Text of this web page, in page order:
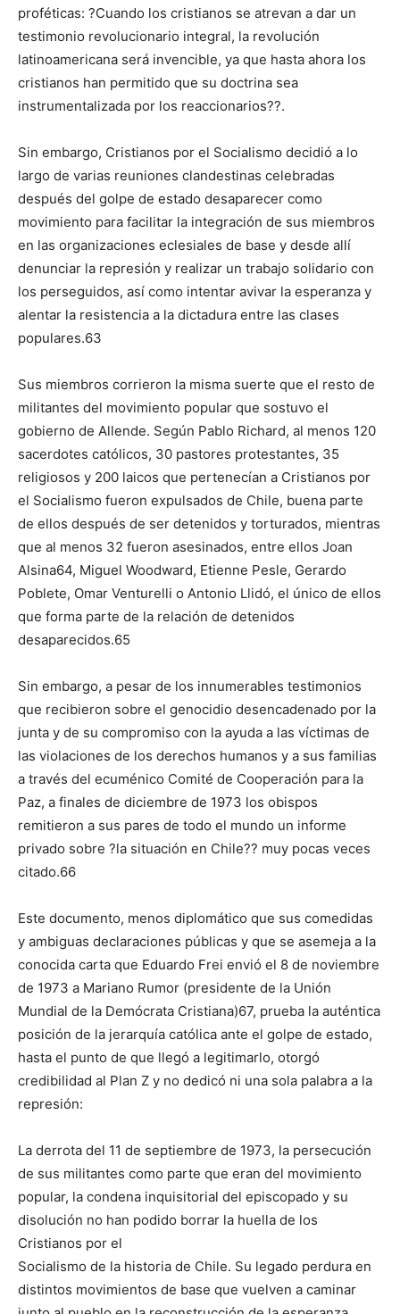
proféticas: ?Cuando los cristianos se atrevan a dar un
testimonio revolucionario integral, la revolución
latinoamericana será invencible, ya que hasta ahora los
cristianos han permitido que su doctrina sea
instrumentalizada por los reaccionarios??.
Sin embargo, Cristianos por el Socialismo decidió a lo
largo de varias reuniones clandestinas celebradas
después del golpe de estado desaparecer como
movimiento para facilitar la integración de sus miembros
en las organizaciones eclesiales de base y desde allí
denunciar la represión y realizar un trabajo solidario con
los perseguidos, así como intentar avivar la esperanza y
alentar la resistencia a la dictadura entre las clases
populares.63
Sus miembros corrieron la misma suerte que el resto de
militantes del movimiento popular que sostuvo el
gobierno de Allende. Según Pablo Richard, al menos 120
sacerdotes católicos, 30 pastores protestantes, 35
religiosos y 200 laicos que pertenecían a Cristianos por
el Socialismo fueron expulsados de Chile, buena parte
de ellos después de ser detenidos y torturados, mientras
que al menos 32 fueron asesinados, entre ellos Joan
Alsina64, Miguel Woodward, Etienne Pesle, Gerardo
Poblete, Omar Venturelli o Antonio Llidó, el único de ellos
que forma parte de la relación de detenidos
desaparecidos.65
Sin embargo, a pesar de los innumerables testimonios
que recibieron sobre el genocidio desencadenado por la
junta y de su compromiso con la ayuda a las víctimas de
las violaciones de los derechos humanos y a sus familias
a través del ecuménico Comité de Cooperación para la
Paz, a finales de diciembre de 1973 los obispos
remitieron a sus pares de todo el mundo un informe
privado sobre ?la situación en Chile?? muy pocas veces
citado.66
Este documento, menos diplomático que sus comedidas
y ambiguas declaraciones públicas y que se asemeja a la
conocida carta que Eduardo Frei envió el 8 de noviembre
de 1973 a Mariano Rumor (presidente de la Unión
Mundial de la Demócrata Cristiana)67, prueba la auténtica
posición de la jerarquía católica ante el golpe de estado,
hasta el punto de que llegó a legitimarlo, otorgó
credibilidad al Plan Z y no dedicó ni una sola palabra a la
represión:
La derrota del 11 de septiembre de 1973, la persecución
de sus militantes como parte que eran del movimiento
popular, la condena inquisitorial del episcopado y su
disolución no han podido borrar la huella de los
Cristianos por el
Socialismo de la historia de Chile. Su legado perdura en
distintos movimientos de base que vuelven a caminar